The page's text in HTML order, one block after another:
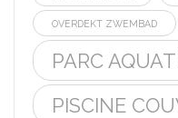
OVERDEKT ZWEMBAD
PARC
PISCINE